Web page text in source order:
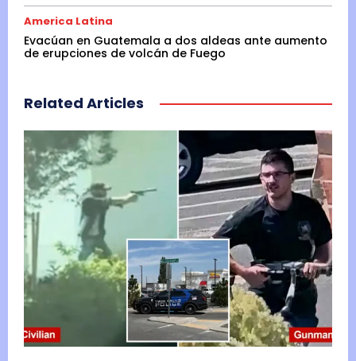
America Latina
Evacúan en Guatemala a dos aldeas ante aumento
de erupciones de volcán de Fuego
Related Articles